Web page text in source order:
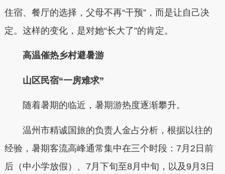
住宿、餐厅的选择，父母不再“干预”，而是让自己决
定。这样的变化，是对她“长大了”的肯定。
高温催热乡村避暑游
山区民宿“一房难求”
随着暑期的临近，暑期游热度逐渐攀升。
温州市精诚国旅的负责人金占分析，根据以往的
经验，暑期客流高峰通常集中在三个时段：7月2日前
后（中小学放假）、7月下旬至8月中旬，以及9月3日